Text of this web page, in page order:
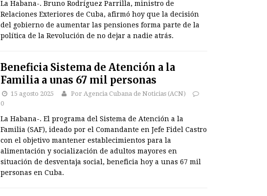
La Habana-. Bruno Rodríguez Parrilla, ministro de
Relaciones Exteriores de Cuba, afirmó hoy que la decisión
del gobierno de aumentar las pensiones forma parte de la
política de la Revolución de no dejar a nadie atrás.
Beneficia Sistema de Atención a la
Familia a unas 67 mil personas
15 agosto 2025
Por Agencia Cubana de Noticias (ACN)
0
La Habana-. El programa del Sistema de Atención a la
Familia (SAF), ideado por el Comandante en Jefe Fidel Castro
con el objetivo mantener establecimientos para la
alimentación y socialización de adultos mayores en
situación de desventaja social, beneficia hoy a unas 67 mil
personas en Cuba.